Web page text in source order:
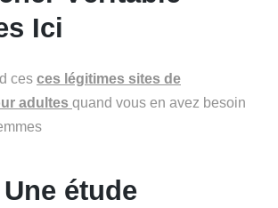
Ici
ces ces légitimes sites de
adultes quand vous en avez besoin
étude